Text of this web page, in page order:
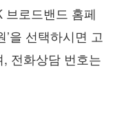
브로드밴드 홈페
을 선택하시면 고
전화상담 번호는